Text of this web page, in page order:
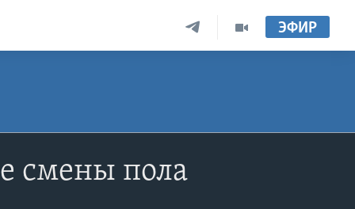
ЭФИР
смены пола